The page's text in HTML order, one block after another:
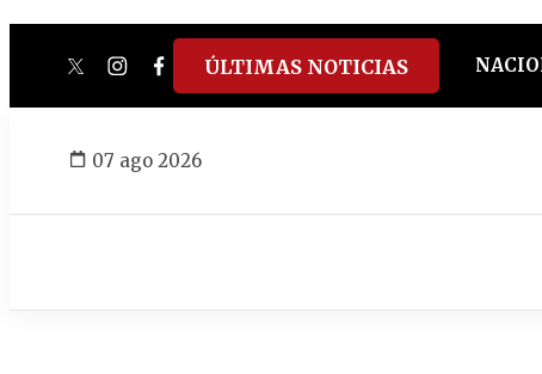
twitterinstagram
facebook
tiktokyoutube
spotify
ÚLTIMAS NOTICIAS
07 ago 2026